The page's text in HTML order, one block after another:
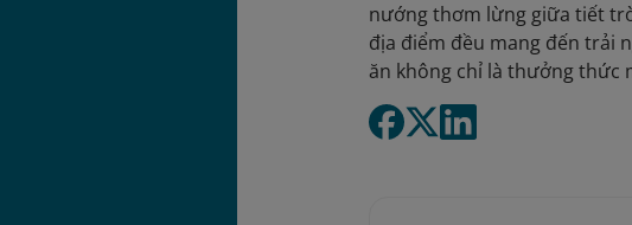
nướng thơm lừng giữa tiết
địa điểm đều mang đến trải
ăn không chỉ là thưởng thức